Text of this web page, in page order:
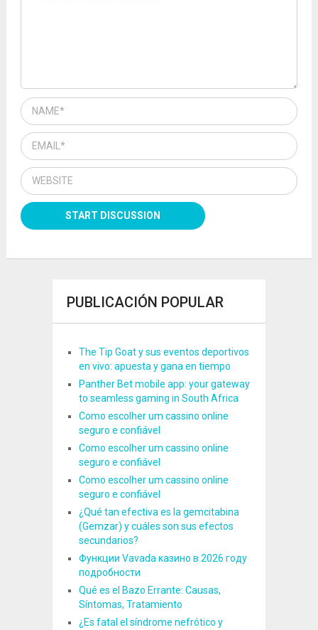
PUBLICACIÓN POPULAR
The Tip Goat y sus eventos deportivos
en vivo: apuesta y gana en tiempo
Panther Bet mobile app: your gateway
to seamless gaming in South Africa
Como escolher um cassino online
seguro e confiável
Como escolher um cassino online
seguro e confiável
Como escolher um cassino online
seguro e confiável
¿Qué tan efectiva es la gemcitabina
(Gemzar) y cuáles son sus efectos
secundarios?
Функции Vavada казино в 2026 году
подробности
Qué es el Bazo Errante: Causas,
Síntomas, Tratamiento
¿Es fatal el síndrome nefrótico y